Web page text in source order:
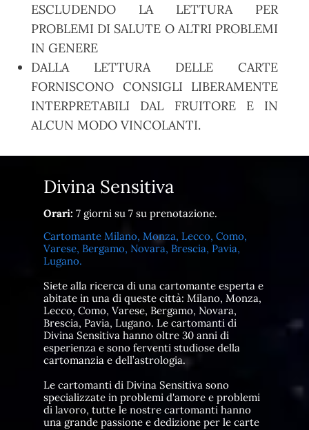
ESCLUDENDO LA LETTURA PER
PROBLEMI DI SALUTE O ALTRI PROBLEMI
IN GENERE
DALLA LETTURA DELLE CARTE
FORNISCONO CONSIGLI LIBERAMENTE
INTERPRETABILI DAL FRUITORE E IN
ALCUN MODO VINCOLANTI.
Divina Sensitiva
Orari: 7 giorni su 7 su prenotazione.
Cartomante Milano, Monza, Lecco, Como,
Varese, Bergamo, Novara, Brescia, Pavia,
Lugano.
Siete alla ricerca di una cartomante esperta e
abitate in una di queste città: Milano, Monza,
Lecco, Como, Varese, Bergamo, Novara,
Brescia, Pavia, Lugano. Le cartomanti di
Divina Sensitiva hanno oltre 30 anni di
esperienza e sono ferventi studiose della
cartomanzia e dell’astrologia.
Le cartomanti di Divina Sensitiva sono
specializzate in problemi d'amore e problemi
di lavoro, tutte le nostre cartomanti hanno
una grande passione e dedizione per le carte